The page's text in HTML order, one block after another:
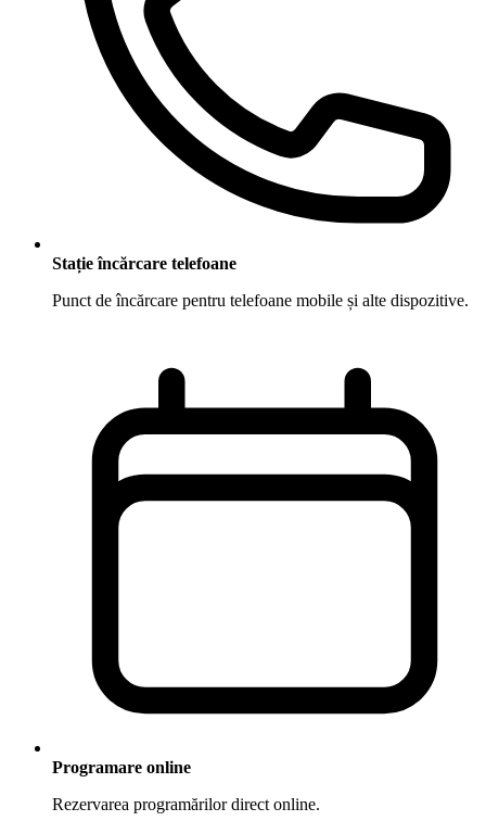
Stație încărcare telefoane
Punct de încărcare pentru telefoane mobile și alte dispozitive.
Programare online
Rezervarea programărilor direct online.